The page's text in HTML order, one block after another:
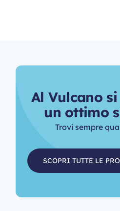
Al Vulcano si
un ottimo s
Trovi sempre
SCOPRI TUTTE LE